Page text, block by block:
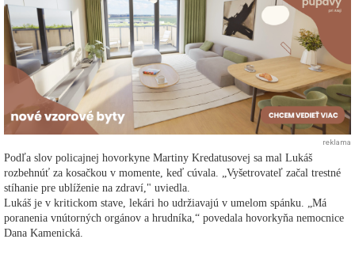
reklama
Podľa slov policajnej hovorkyne Martiny Kredatusovej sa mal Lukáš
rozbehnúť za kosačkou v momente, keď cúvala. „Vyšetrovateľ začal trestné
stíhanie pre ublíženie na zdraví," uviedla.
Lukáš je v kritickom stave, lekári ho udržiavajú v umelom spánku. „Má
poranenia vnútorných orgánov a hrudníka,“ povedala hovorkyňa nemocnice
Dana Kamenická.